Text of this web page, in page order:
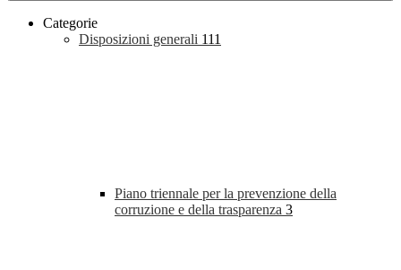
Categorie
Disposizioni generali 111
Piano triennale per la prevenzione della
corruzione e della trasparenza 3